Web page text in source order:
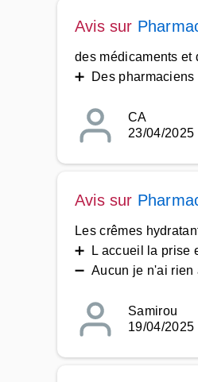
Avis sur
des médicaments et
➕ Des
CA
23/04/2025
Avis sur
Les crêmes
➕ L accueil la prise
➖ Aucun je n'ai
Samirou
19/04/2025